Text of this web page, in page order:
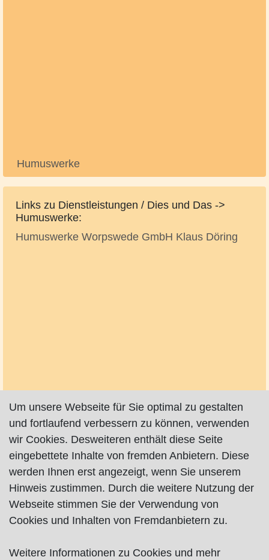
Humuswerke
Links zu Dienstleistungen / Dies und Das ->
Humuswerke:
Humuswerke Worpswede GmbH Klaus Döring
Um unsere Webseite für Sie optimal zu gestalten
und fortlaufend verbessern zu können, verwenden
wir Cookies. Desweiteren enthält diese Seite
eingebettete Inhalte von fremden Anbietern. Diese
werden Ihnen erst angezeigt, wenn Sie unserem
Hinweis zustimmen. Durch die weitere Nutzung der
Webseite stimmen Sie der Verwendung von
Cookies und Inhalten von Fremdanbietern zu.
Weitere Informationen zu Cookies und mehr